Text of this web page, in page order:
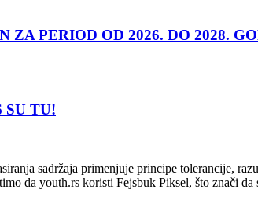
ZA PERIOD OD 2026. DO 2028.
SU TU!
sadržaja primenjuje principe tolerancije,
da youth.rs koristi Fejsbuk Piksel, što znači